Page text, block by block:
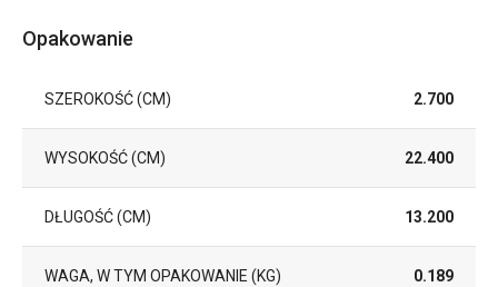
Opakowanie
SZEROKOŚĆ (CM) 2.700
WYSOKOŚĆ (CM) 22.400
DŁUGOŚĆ (CM) 13.200
WAGA, W TYM OPAKOWANIE (KG) 0.189